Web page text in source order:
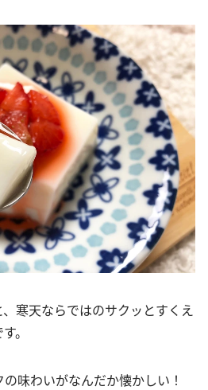
寒天ならではのサクッとすくえ
。
味わいがなんだか懐かしい！